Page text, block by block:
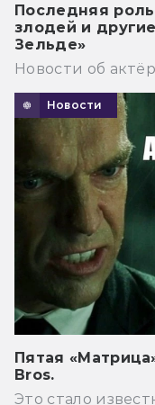
Последняя
злодей и
Зельде»
Новости об
Новости
Пятая
Bros.
Это стало